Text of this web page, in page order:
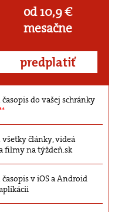
od 10,9 €
mesačne
predplatiť
časopis do vašej schránky
všetky články, videá
filmy na týždeň.sk
časopis v iOS a Android